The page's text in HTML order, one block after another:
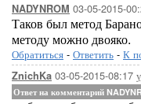
NADYNROM 03-05-2015-
Таков был метод
методу можно двояко.
Обратиться - Ответить - К
ZnichKa 03-05-2015-08:17
Ответ на комментарий